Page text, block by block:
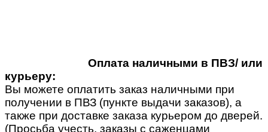
Оплата наличными в ПВЗ/ или
курьеру:
Вы можете оплатить заказ наличными при
получении в ПВЗ (пункте выдачи заказов), а
также при доставке заказа курьером до дверей.
(Просьба учесть, заказы с саженцами